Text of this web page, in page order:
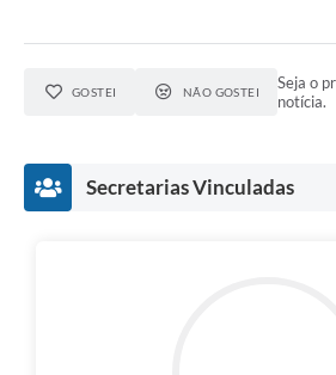
GOSTEI NÃO GOSTEI
Seja o
notícia.
Secretarias Vinculadas